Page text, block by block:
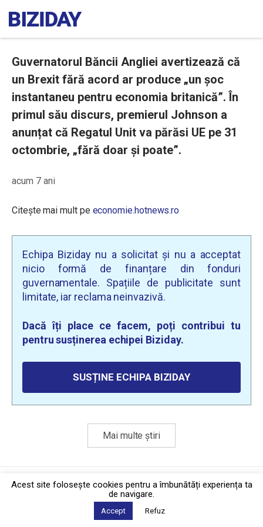
Guvernatorul Băncii Angliei avertizează că
un Brexit fără acord ar produce „un șoc
instantaneu pentru economia britanică”. În
primul său discurs, premierul Johnson a
anunțat că Regatul Unit va părăsi UE pe 31
octombrie, „fără doar și poate”.
acum 7 ani
Citește mai mult pe economie.hotnews.ro
Echipa Biziday nu a solicitat și nu a acceptat
nicio formă de finanțare din fonduri
guvernamentale. Spațiile de publicitate sunt
limitate, iar reclama neinvazivă.
Dacă îți place ce facem, poți contribui tu
pentru susținerea echipei Biziday.
SUSȚINE ECHIPA BIZIDAY
Mai multe știri
Politica de confidențialitate·Contact
2026 © Biziday
Acest site foloseşte cookies pentru a îmbunătăți experiența ta
de navigare.
Accept Refuz